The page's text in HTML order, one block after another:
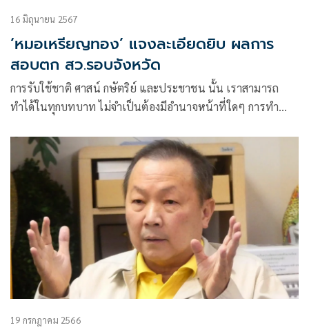
16 มิถุนายน 2567
‘หมอเหรียญทอง’ แจงละเอียดยิบ ผลการ
สอบตก สว.รอบจังหวัด
การรับใช้ชาติ ศาสน์ กษัตริย์ และประชาชน นั้น เราสามารถ
ทำได้ในทุกบทบาท ไม่จำเป็นต้องมีอำนาจหน้าที่ใดๆ การทำ
19 กรกฎาคม 2566